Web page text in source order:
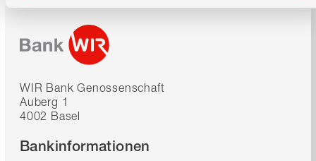
WIR Bank Genossenschaft
Auberg 1
4002 Basel
Bankinformationen